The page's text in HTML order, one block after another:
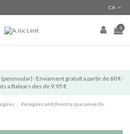
CA
0
· Enviament gratuït a partir de 60 € ·
a Balears des de 9,95 €
Paraigües amb finestra que canvia de